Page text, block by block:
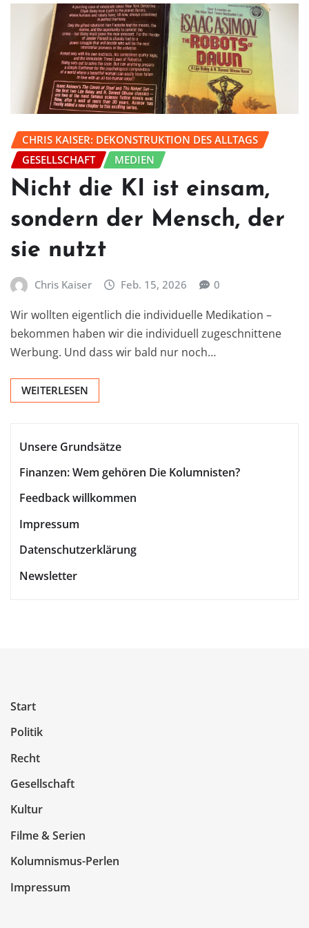
CHRIS KAISER: DEKONSTRUKTION DES ALLTAGS
GESELLSCHAFT
MEDIEN
Nicht die KI ist einsam,
sondern der Mensch, der
sie nutzt
Chris Kaiser Feb. 15, 2026 0
Wir wollten eigentlich die individuelle Medikation –
bekommen haben wir die individuell zugeschnittene
Werbung. Und dass wir bald nur noch…
WEITERLESEN
Unsere Grundsätze
Finanzen: Wem gehören Die Kolumnisten?
Feedback willkommen
Impressum
Datenschutzerklärung
Newsletter
Start
Politik
Recht
Gesellschaft
Kultur
Filme & Serien
Kolumnismus-Perlen
Impressum